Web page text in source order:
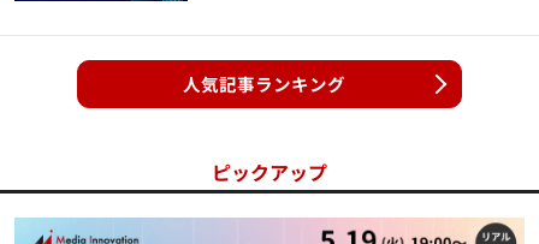
人気記事ランキング
ピックアップ